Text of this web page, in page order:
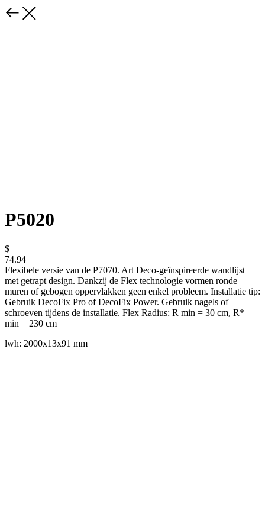
P5020
$
74.94
Flexibele versie van de P7070. Art Deco-geïnspireerde wandlijst
met getrapt design. Dankzij de Flex technologie vormen ronde
muren of gebogen oppervlakken geen enkel probleem. Installatie tip:
Gebruik DecoFix Pro of DecoFix Power. Gebruik nagels of
schroeven tijdens de installatie. Flex Radius: R min = 30 cm, R*
min = 230 cm
lwh: 2000x13x91 mm